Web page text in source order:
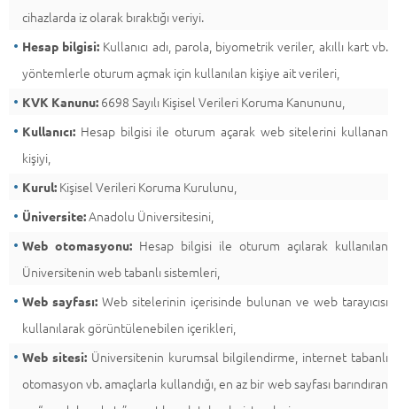
cihazlarda iz olarak bıraktığı veriyi.
Hesap bilgisi: Kullanıcı adı, parola, biyometrik veriler, akıllı kart vb.
yöntemlerle oturum açmak için kullanılan kişiye ait verileri,
KVK Kanunu: 6698 Sayılı Kişisel Verileri Koruma Kanununu,
Kullanıcı: Hesap bilgisi ile oturum açarak web sitelerini kullanan
kişiyi,
Kurul: Kişisel Verileri Koruma Kurulunu,
Üniversite:Anadolu Üniversitesini,
Web otomasyonu: Hesap bilgisi ile oturum açılarak kullanılan
Üniversitenin web tabanlı sistemleri,
Web sayfası: Web sitelerinin içerisinde bulunan ve web tarayıcısı
kullanılarak görüntülenebilen içerikleri,
Web sitesi: Üniversitenin kurumsal bilgilendirme, internet tabanlı
otomasyon vb. amaçlarla kullandığı, en az bir web sayfası barındıran